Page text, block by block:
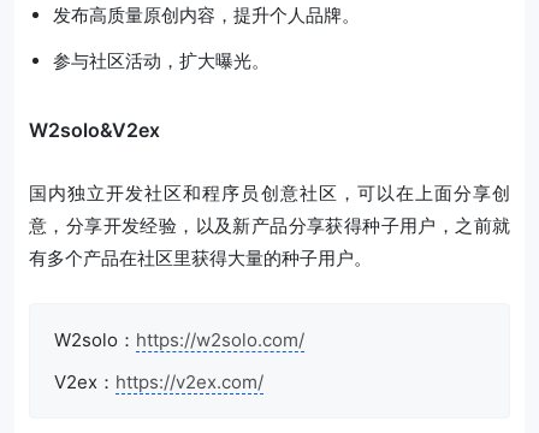
发布高质量原创内容，提升个人品牌。
参与社区活动，扩大曝光。
W2solo&V2ex
国内独立开发社区和程序员创意社区，可以在上面分享创
意，分享开发经验，以及新产品分享获得种子用户，之前就
有多个产品在社区里获得大量的种子用户。
W2solo： https://w2solo.com/
V2ex： https://v2ex.com/